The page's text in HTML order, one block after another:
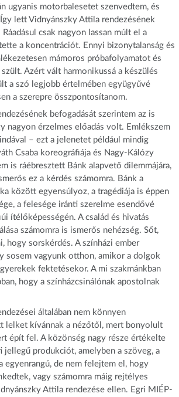
ugyanis motorbalesetet szenvedtem, és
lett Vidnyánszky Attila rendezésének
csak nagyon lassan múlt el a
a koncentrációt. Ennyi bizonytalanság és
mámoros próbafolyamatot és
Azért vált harmonikussá a készülés
a szó legjobb értelmében együgyűvé
a szerepre összpontosítanom.
befogadását szerintem az is
nagyon érzelmes előadás volt. Emlékszem
– ezt a jelenetet például mindig
Csaba koreográfiája és Nagy-Kálózy
is ráébresztett Bánk alapvető dilemmájára,
ez a kérdés számomra. Bánk a
között egyensúlyoz, a tragédiája is éppen
a felesége iránti szerelme esendővé
ítélőképességén. A család és hivatás
számomra is ismerős nehézség. Sőt,
hogy sorskérdés. A színházi ember
sosem vagyunk otthon, amikor a dolgok
fektetésekor. A mi szakmánkban
hogy a színházcsinálónak apostolnak
általában nem könnyen
lelket kívánnak a nézőtől, mert bonyolult
épít fel. A közönség nagy része értékelte
jellegű produkciót, amelyben a szöveg, a
egyenrangú, de nem felejtem el, hogy
vagy számomra máig rejtélyes
Attila rendezése ellen. Egri MIÉP-